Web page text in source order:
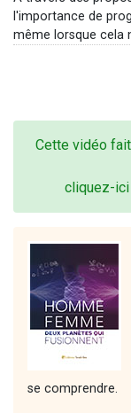
l'importance de
même lorsque cela
Cette vidéo
cliquez-ici
se comprendre.